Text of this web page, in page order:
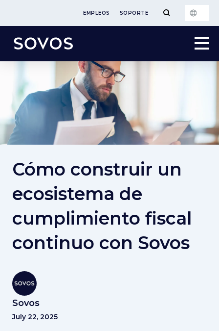
EMPLEOS SOPORTE
Cómo construir un
ecosistema de
cumplimiento fiscal
continuo con Sovos
Sovos
July 22, 2025